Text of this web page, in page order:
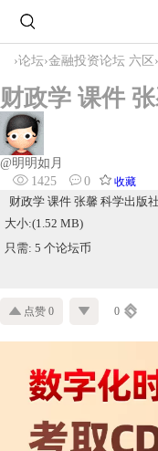
›论坛›金融投资论坛 六区 ›
财政学 课件
@明明如月
1425
0 收藏
财政学 课件 张馨 科学出版
大小:(1.52 MB)
只需: 5 个论坛币
点赞 0 0